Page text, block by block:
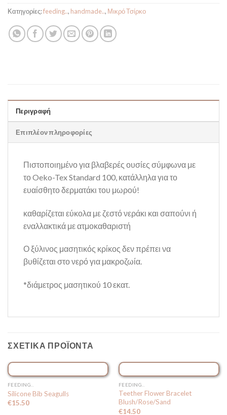
Κατηγορίες:feeding.., handmade.., Μικρό Τσίρκο
Περιγραφή
Επιπλέον πληροφορίες
Πιστοποιημένο για βλαβερές ουσίες σύμφωνα με
το Oeko-Tex Standard 100, κατάλληλα για το
ευαίσθητο δερματάκι του μωρού!
καθαρίζεται εύκολα με ζεστό νεράκι και σαπούνι ή
εναλλακτικά με ατμοκαθαριστή
Ο ξύλινος μασητικός κρίκος δεν πρέπει να
βυθίζεται στο νερό για μακροζωία.
*διάμετρος μασητικού 10 εκατ.
ΣΧΕΤΙΚΆ ΠΡΟΪΌΝΤΑ
FEEDING..
Silicone Bib Seagulls
€15.50
FEEDING..
Teether Flower Bracelet
Blush/Rose/Sand
€14.50